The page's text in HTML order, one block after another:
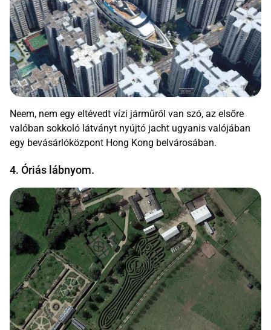
Neem, nem egy eltévedt vízi járműről van szó, az elsőre
valóban sokkoló látványt nyújtó jacht ugyanis valójában
egy bevásárlóközpont Hong Kong belvárosában.
4. Óriás lábnyom.